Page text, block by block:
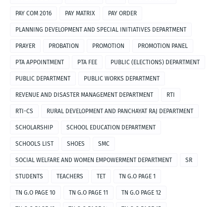
PAY COM 2016 PAY MATRIX PAY ORDER
PLANNING DEVELOPMENT AND SPECIAL INITIATIVES DEPARTMENT
PRAYER PROBATION PROMOTION PROMOTION PANEL
PTA APPOINTMENT PTA FEE PUBLIC (ELECTIONS) DEPARTMENT
PUBLIC DEPARTMENT PUBLIC WORKS DEPARTMENT
REVENUE AND DISASTER MANAGEMENT DEPARTMENT RTI
RTI-CS RURAL DEVELOPMENT AND PANCHAYAT RAJ DEPARTMENT
SCHOLARSHIP SCHOOL EDUCATION DEPARTMENT
SCHOOLS LIST SHOES SMC
SOCIAL WELFARE AND WOMEN EMPOWERMENT DEPARTMENT SR
STUDENTS TEACHERS TET TN G.O PAGE 1
TN G.O PAGE 10 TN G.O PAGE 11 TN G.O PAGE 12